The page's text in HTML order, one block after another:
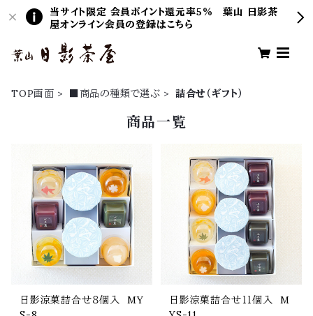
当サイト限定 会員ポイント還元率5％ 葉山 日影茶
屋オンライン会員の登録はこちら
TOP画面 ■商品の種類で選ぶ 詰合せ（ギフト）
商品一覧
日影涼菓詰合せ８個入 MY
日影涼菓詰合せ１１個入 M